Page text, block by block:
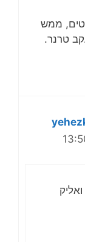
ממש
טרנר.